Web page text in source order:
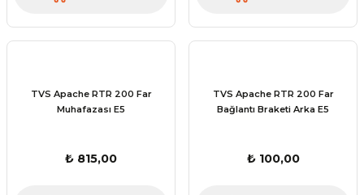
TVS Apache RTR 200 Far
Muhafazası E5
₺ 815,00
TVS Apache RTR 200 Far
Bağlantı Braketi Arka E5
₺ 100,00